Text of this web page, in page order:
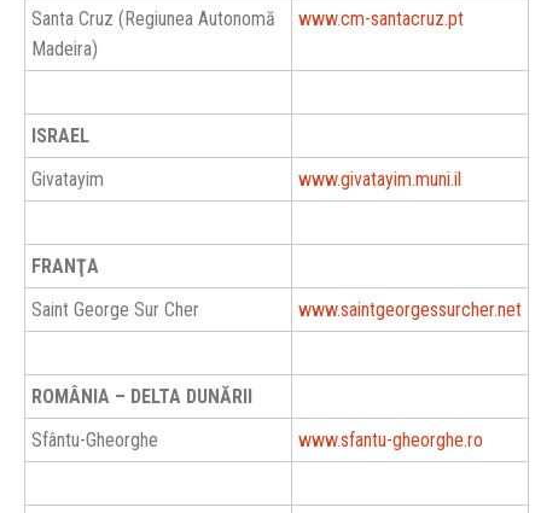
Santa Cruz (Regiunea Autonomă
Madeira)
www.cm-santacruz.pt
ISRAEL
Givatayim
www.givatayim.muni.il
FRANŢA
Saint George Sur Cher
www.saintgeorgessurcher.net
ROMÂNIA – DELTA DUNĂRII
Sfântu-Gheorghe
www.sfantu-gheorghe.ro